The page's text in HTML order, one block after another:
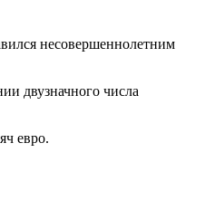
несовершеннолетним
двузначного числа
евро.